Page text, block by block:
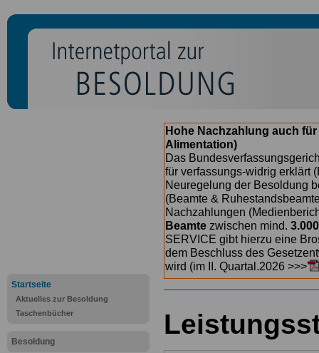
Startseite
Aktuelles zur Besoldung
Taschenbücher
Besoldung
Hohe Nachzahlung auch
Alimentation)
Das
für verfassungs-widrig erklärt
Neuregelung der Besoldung
(Beamte &
Nachzahlungen
Beamte zwischen mind.
SERVICE gibt hierzu eine
dem Beschluss des
wird (im II. Quartal.2026 >>>